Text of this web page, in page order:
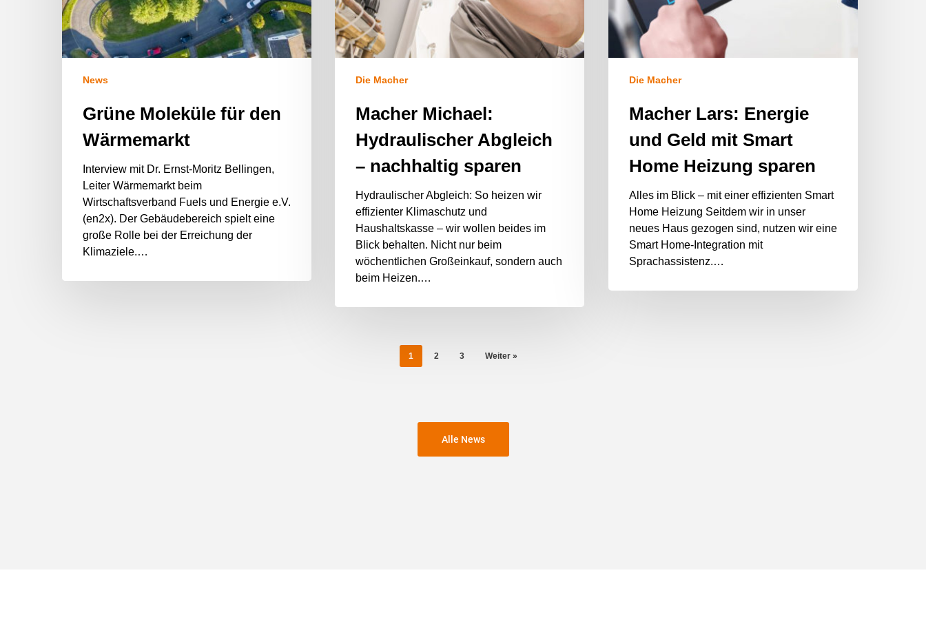
News
Grüne Moleküle für den
Wärmemarkt
Interview mit Dr. Ernst-Moritz Bellingen,
Leiter Wärmemarkt beim
Wirtschaftsverband Fuels und Energie e.V.
(en2x). Der Gebäudebereich spielt eine
große Rolle bei der Erreichung der
Klimaziele.…
Die Macher
Macher Michael:
Hydraulischer Abgleich
– nachhaltig sparen
Hydraulischer Abgleich: So heizen wir
effizienter Klimaschutz und
Haushaltskasse – wir wollen beides im
Blick behalten. Nicht nur beim
wöchentlichen Großeinkauf, sondern auch
beim Heizen.…
Die Macher
Macher Lars: Energie
und Geld mit Smart
Home Heizung sparen
Alles im Blick – mit einer effizienten Smart
Home Heizung Seitdem wir in unser
neues Haus gezogen sind, nutzen wir eine
Smart Home-Integration mit
Sprachassistenz.…
1 2 3 Weiter »
Alle News